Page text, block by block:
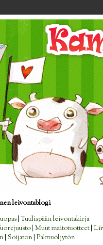
leivontablogi
|Tuulispään leivontakirja
Muut maitotuotteet|
| Soijaton| Palmuöljytön